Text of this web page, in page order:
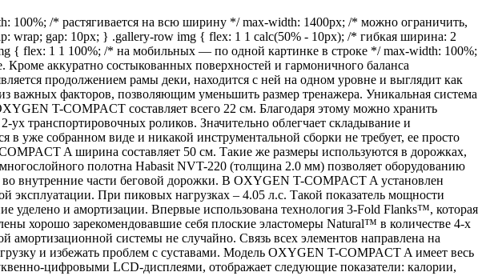
100%; /* растягивается на всю ширину */ max-width: 1400px; /* можно ограничить,
gap: 10px; } .gallery-row img { flex: 1 1 calc(50% - 10px); /* гибкая ширина: 2
{ flex: 1 1 100%; /* на мобильных — по одной картинке в строке */ max-width: 100%;
аккуратно состыкованных поверхностей и гармоничного баланса
продолжением рамы деки, находится с ней на одном уровне и выглядит как
важных факторов, позволяющим уменьшить размер тренажера. Уникальная система
T-COMPACT составляет всего 22 см. Благодаря этому можно хранить
транспортировочных роликов. Значительно облегчает складывание и
уже собранном виде и никакой инструментальной сборки не требует, ее просто
A ширина составляет 50 см. Такие же размеры используются в дорожках,
полотна Habasit NVT-220 (толщина 2.0 мм) позволяет оборудованию
внутренние части беговой дорожки. В OXYGEN T-COMPACT A установлен
эксплуатации. При пиковых нагрузках – 4.05 л.с. Такой показатель мощности
и амортизации. Впервые использована технология 3-Fold Flanks™, которая
хорошо зарекомендовавшие себя плоские эластомеры Natural™ в количестве 4-х
системы не случайно. Связь всех элементов направлена на
и избежать проблем с суставами. Модель OXYGEN T-COMPACT A имеет весь
цифровыми LCD-дисплеями, отображает следующие показатели: калории,